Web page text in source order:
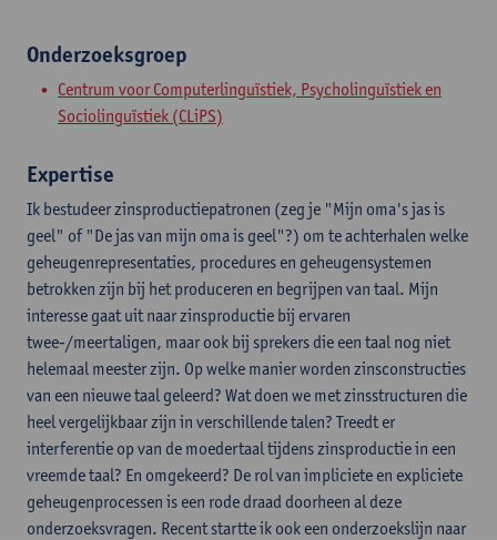
Onderzoeksgroep
Centrum voor Computerlinguïstiek, Psycholinguïstiek en
Sociolinguïstiek (CLiPS)
Expertise
Ik bestudeer zinsproductiepatronen (zeg je "Mijn oma's jas is
geel" of "De jas van mijn oma is geel"?) om te achterhalen welke
geheugenrepresentaties, procedures en geheugensystemen
betrokken zijn bij het produceren en begrijpen van taal. Mijn
interesse gaat uit naar zinsproductie bij ervaren
twee-/meertaligen, maar ook bij sprekers die een taal nog niet
helemaal meester zijn. Op welke manier worden zinsconstructies
van een nieuwe taal geleerd? Wat doen we met zinsstructuren die
heel vergelijkbaar zijn in verschillende talen? Treedt er
interferentie op van de moedertaal tijdens zinsproductie in een
vreemde taal? En omgekeerd? De rol van impliciete en expliciete
geheugenprocessen is een rode draad doorheen al deze
onderzoeksvragen. Recent startte ik ook een onderzoekslijn naar